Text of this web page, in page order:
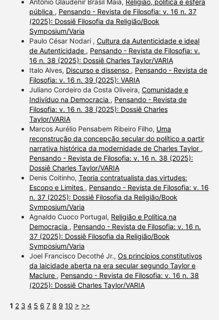
pública , Pensando - Revista de Filosofia: v. 16 n. 37
(2025): Dossiê Filosofia da Religião/Book
Symposium/Varia
Paulo César Nodari , Cultura da Autenticidade e ideal
de Autenticidade , Pensando - Revista de Filosofia: v.
16 n. 38 (2025): Dossiê Charles Taylor/VARIA
Italo Alves, Discurso e dissenso , Pensando - Revista de
Filosofia: v. 16 n. 39 (2025): VARIA
Juliano Cordeiro da Costa Oliveira, Comunidade e
Indivíduo na Democracia , Pensando - Revista de
Filosofia: v. 16 n. 38 (2025): Dossiê Charles
Taylor/VARIA
Marcos Aurélio Pensabem Ribeiro Filho, Uma
reconstrução da concepção secular do político a partir
narrativa histórica da modernidade de Charles Taylor ,
Pensando - Revista de Filosofia: v. 16 n. 38 (2025):
Dossiê Charles Taylor/VARIA
Denis Coitinho, Teoria contratualista das virtudes:
Escopo e Limites , Pensando - Revista de Filosofia: v. 16
n. 37 (2025): Dossiê Filosofia da Religião/Book
Symposium/Varia
Agnaldo Cuoco Portugal, Religião e Política na
Democracia , Pensando - Revista de Filosofia: v. 16 n.
37 (2025): Dossiê Filosofia da Religião/Book
Symposium/Varia
Joel Francisco Decothé Jr., Os princípios constitutivos
da laicidade aberta na era secular segundo Taylor e
Maclure , Pensando - Revista de Filosofia: v. 16 n. 38
(2025): Dossiê Charles Taylor/VARIA
1 2 3 4 5 6 7 8 9 10 > >>